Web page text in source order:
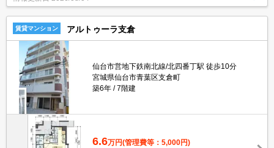
賃貸マンション アルトゥーラ支倉
仙台市営地下鉄南北線/北四番丁駅 徒歩10分
宮城県仙台市青葉区支倉町
築6年
7階建
6.6万円(管理費等：5,000円)